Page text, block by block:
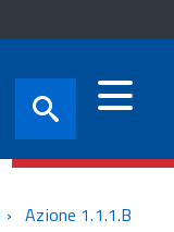
Azione 1.1.1.B